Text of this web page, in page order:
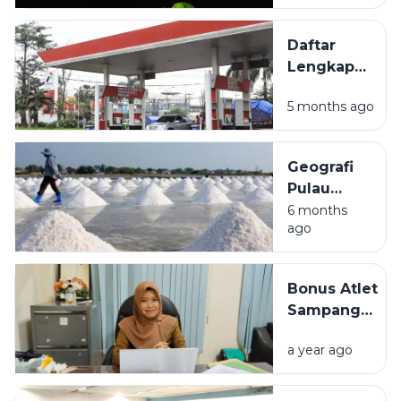
Madura
Liburan Akhir
Pekan
Daftar
Lengkap
SPBU di
Sampang
dan
Fasilitasnya
5 months ago
Geografi
Pulau
Madura:
Mengulas
Kondisi
Potensi
Produksi
Nasional
6 months
ago
Bonus Atlet
Sampang
Disporabudpar
Sebut
a year ago